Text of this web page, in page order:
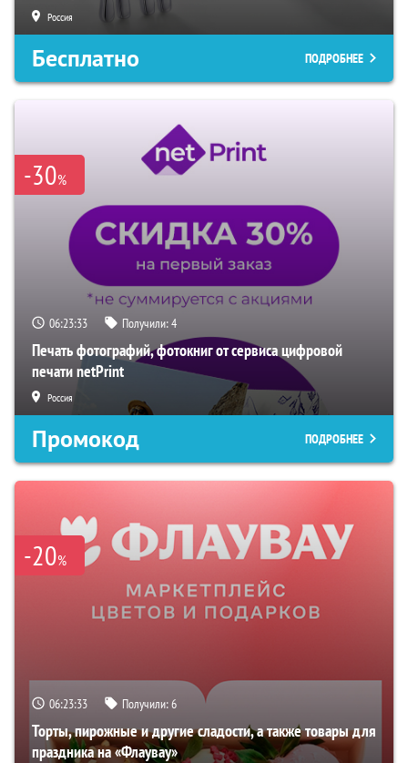
Россия
Бесплатно ПОДРОБНЕЕ
-30%
06:23:32 Получили:4
Печать фотографий, фотокниг от сервиса цифровой
печати netPrint
Россия
Промокод ПОДРОБНЕЕ
-20%
06:23:32 Получили:6
Торты, пирожные и другие сладости, а также товары для
праздника на «Флаувау»